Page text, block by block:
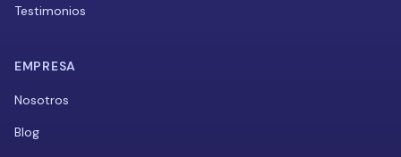
Testimonios
EMPRESA
Nosotros
Blog